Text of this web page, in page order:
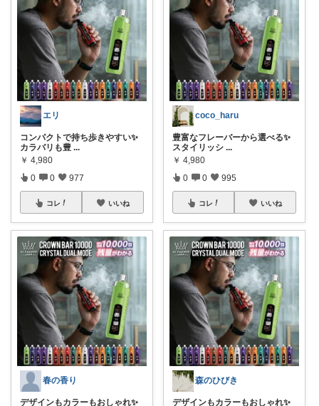
エリ
コンパクトで持ち歩きやすい✨
カラバリも豊 ...
￥ 4,980
0 0 977
コレ いいね
春の香り
デザインもカラーもおしゃれ✨
coco_haru
豊富なフレーバーから選べる✨
スタイリッシ ...
￥ 4,980
0 0 995
コレ いいね
森のひびき
デザインもカラーもおしゃれ✨